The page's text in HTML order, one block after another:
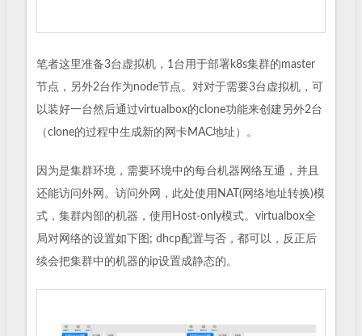
笔者这里准备3台虚拟机，1台用于部署k8s集群的master
节点，另外2台作为node节点。对对于需要3台虚拟机，可
以装好一台然后通过virtualbox的clone功能来创建另外2台
（clone的过程中生成新的网卡MAC地址）。
因为是集群环境，需要环境中的每台机器网络互通，并且
还能访问外网。访问外网，此处使用NAT(网络地址转换)模
式，集群内部的机器，使用Host-only模式。virtualbox全
局对网络的设置如下图; dhcp配置与否，都可以，反正后
续会把集群中的机器的ip设置成静态的。